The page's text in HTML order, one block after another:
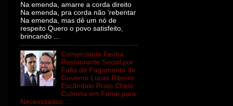
Na emenda, amarre a corda direito
Na emenda, pra corda não ‘rebentar
Na emenda, mas dê um nó de
respeito Quero o povo satisfeito,
brincando ...
Comerciante Fecha
Restaurante Social por
Falta de Pagamento do
Governo Lucas Ribeiro:
Escândalo Prato Cheio
Culmina em Fome para
Necessitados…